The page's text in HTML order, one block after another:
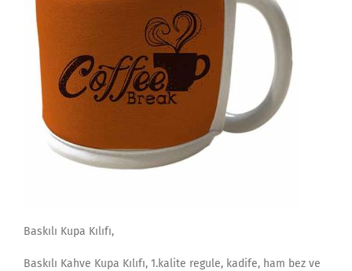
Baskılı Kupa Kılıfı,
Baskılı Kahve Kupa Kılıfı, 1.kalite regule, kadife, ham bez ve